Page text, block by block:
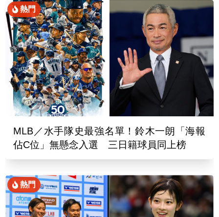
熱門
MLB／水手隊史最強名單！鈴木一朗「海報
佔C位」無懸念入選 三日籍球員同上榜
熱門